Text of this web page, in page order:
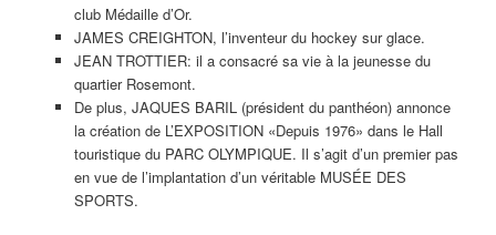
club Médaille d’Or.
JAMES CREIGHTON, l’inventeur du hockey sur glace.
JEAN TROTTIER: il a consacré sa vie à la jeunesse du
quartier Rosemont.
De plus, JAQUES BARIL (président du panthéon) annonce
la création de L’EXPOSITION «Depuis 1976» dans le Hall
touristique du PARC OLYMPIQUE. Il s’agit d’un premier pas
en vue de l’implantation d’un véritable MUSÉE DES
SPORTS.